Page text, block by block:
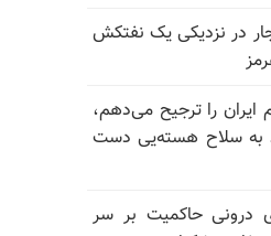
در نزدیکی یک نفتکش
ایران را ترجیح می‌دهم،
به سلاح هسته‌یی دست
حاکمیت بر سر